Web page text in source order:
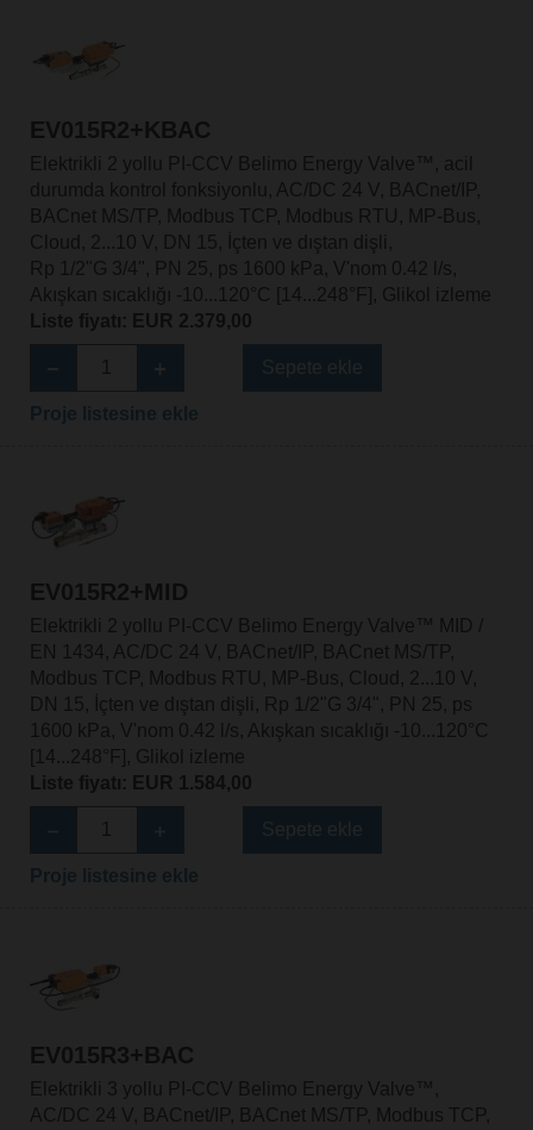
EV015R2+KBAC
Elektrikli 2 yollu PI-CCV Belimo Energy Valve™, acil
durumda kontrol fonksiyonlu, AC/DC 24 V, BACnet/IP,
BACnet MS/TP, Modbus TCP, Modbus RTU, MP-Bus,
Cloud, 2...10 V, DN 15, İçten ve dıştan dişli,
Rp 1/2"G 3/4", PN 25, ps 1600 kPa, V'nom 0.42 l/s,
Akışkan sıcaklığı -10...120°C [14...248°F], Glikol izleme
Liste fiyatı: EUR 2.379,00
EV015R2+MID
Elektrikli 2 yollu PI-CCV Belimo Energy Valve™ MID /
EN 1434, AC/DC 24 V, BACnet/IP, BACnet MS/TP,
Modbus TCP, Modbus RTU, MP-Bus, Cloud, 2...10 V,
DN 15, İçten ve dıştan dişli, Rp 1/2"G 3/4", PN 25, ps
1600 kPa, V'nom 0.42 l/s, Akışkan sıcaklığı -10...120°C
[14...248°F], Glikol izleme
Liste fiyatı: EUR 1.584,00
EV015R3+BAC
Elektrikli 3 yollu PI-CCV Belimo Energy Valve™,
AC/DC 24 V, BACnet/IP, BACnet MS/TP, Modbus TCP,